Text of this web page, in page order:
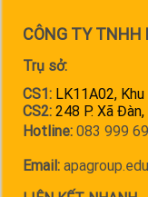
CÔNG TY TNHH
Trụ sở:
CS1: LK11A02,
CS2: 248 P. Xã
Hotline: 083 999
Email: